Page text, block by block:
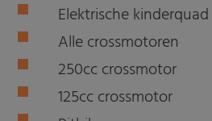
Elektrische kinderquad
Alle crossmotoren
250cc crossmotor
125cc crossmotor